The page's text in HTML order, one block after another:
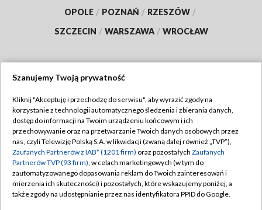
OPOLE / POZNAŃ / RZESZÓW /
SZCZECIN / WARSZAWA / WROCŁAW
TVP
Abonament TVP
Emisja w TVP
Centrum informacji TVP
Naziemna Telewizja Cyfrowa
Regulamin TVP
Polityka prywatności
Moje zgody
Pomoc
Szanujemy Twoją prywatność
Kliknij "Akceptuję i przechodzę do serwisu", aby wyrazić zgody na
korzystanie z technologii automatycznego śledzenia i zbierania danych,
dostęp do informacji na Twoim urządzeniu końcowym i ich
przechowywanie oraz na przetwarzanie Twoich danych osobowych przez
nas, czyli Telewizję Polską S.A. w likwidacji (zwaną dalej również „TVP”),
Zaufanych Partnerów z IAB* (1201 firm) oraz pozostałych Zaufanych
Partnerów TVP (93 firm), w celach marketingowych (w tym do
zautomatyzowanego dopasowania reklam do Twoich zainteresowań i
mierzenia ich skuteczności) i pozostałych, które wskazujemy poniżej, a
także zgody na udostępnianie przez nas identyfikatora PPID do Google.